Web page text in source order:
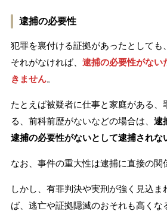
逮捕の必要性
犯罪を裏付ける証拠があったとしても
それがなければ、 逮捕の必要性がない
きません。
たとえば被疑者に仕事と家庭がある、
る、前科前歴がないなどの場合は、 逮
逮捕の必要性がないとして逮捕されな
なお、事件の重大性は逮捕に直接の関
しかし、有罪判決や実刑が強く見込
ば、逃亡や証拠隠滅のおそれも高くな